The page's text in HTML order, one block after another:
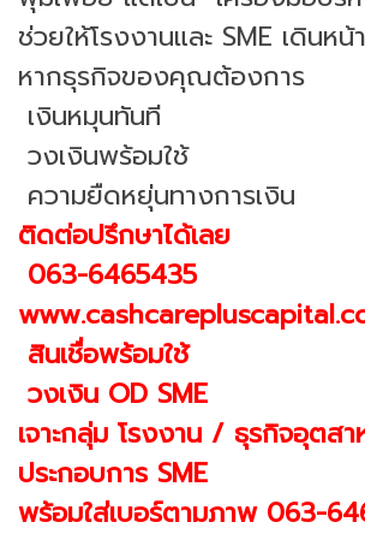
ช่วยให้โรงงานและ SME เดินห
หากธุรกิจของคุณต้องการ
เงินหมุนทันที
วงเงินพร้อมใช้
ความยืดหยุ่นทางการเงิน
ติดต่อปรึกษาได้เลย
063-6465435
สินเชื่อพร้อมใช้
วงเงิน OD SME
เจาะกลุ่ม โรงงาน / ธุรกิจอุตส
ประกอบการ SME
พร้อมใส่เบอร์ตามภาพ 063-